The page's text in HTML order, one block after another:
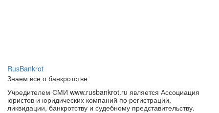
RusBankrot
Знаем все о банкротстве
Учредителем СМИ www.rusbankrot.ru является Ассоциация
юристов и юридических компаний по регистрации,
ликвидации, банкротству и судебному представительству.